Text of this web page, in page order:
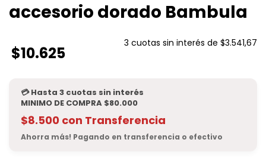
accesorio dorado Bambula
$10.625
3 cuotas sin interés de $3.541,67
$8.500 con Transferencia